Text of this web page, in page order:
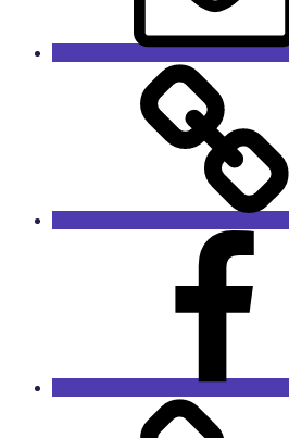
Sprucharchiv